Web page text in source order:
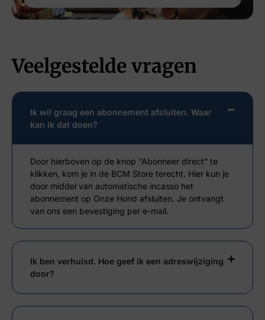
Veelgestelde vragen
Ik wil graag een abonnement afsluiten. Waar
kan ik dat doen?
Door hierboven op de knop “Abonneer direct” te
klikken, kom je in de BCM Store terecht. Hier kun je
door middel van automatische incasso het
abonnement op Onze Hond afsluiten. Je ontvangt
van ons een bevestiging per e-mail.
Ik ben verhuisd. Hoe geef ik een adreswijziging
door?